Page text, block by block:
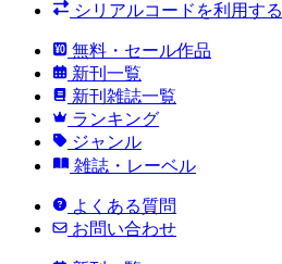
シリアルコードを利用する
無料・セール作品
新刊一覧
新刊雑誌一覧
ランキング
ジャンル
雑誌・レーベル
よくある質問
お問い合わせ